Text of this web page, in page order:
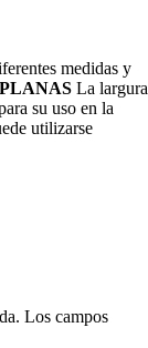
medidas y
La largura
su uso en la
utilizarse
Los campos